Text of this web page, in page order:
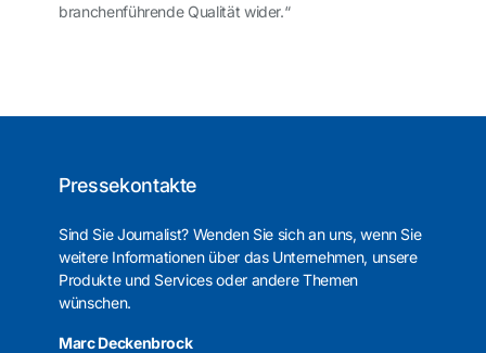
branchenführende Qualität wider.“
Pressekontakte
Sind Sie Journalist? Wenden Sie sich an uns, wenn Sie
weitere Informationen über das Unternehmen, unsere
Produkte und Services oder andere Themen
wünschen.
Marc Deckenbrock